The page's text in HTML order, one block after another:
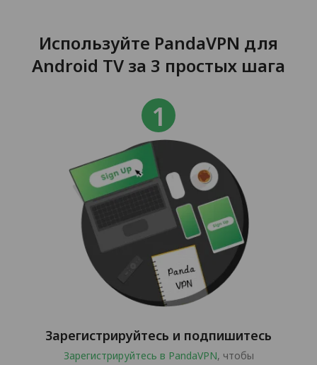
Используйте PandaVPN для
Android TV за 3 простых шага
Зарегистрируйтесь и подпишитесь
Зарегистрируйтесь в PandaVPN, чтобы